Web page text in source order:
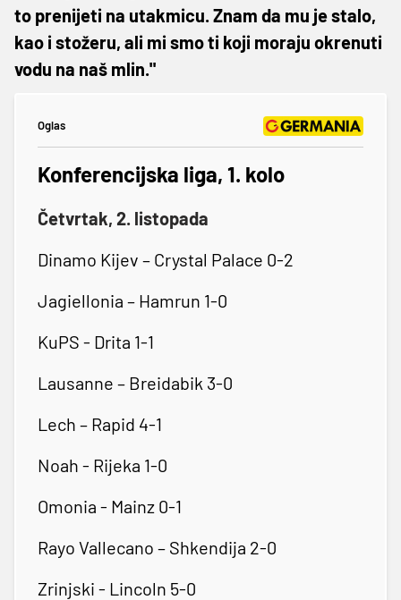
to prenijeti na utakmicu. Znam da mu je stalo,
kao i stožeru, ali mi smo ti koji moraju okrenuti
vodu na naš mlin."
Oglas
Konferencijska liga, 1. kolo
Četvrtak, 2. listopada
Dinamo Kijev – Crystal Palace 0-2
Jagiellonia – Hamrun 1-0
KuPS - Drita 1-1
Lausanne – Breidabik 3-0
Lech – Rapid 4-1
Noah - Rijeka 1-0
Omonia - Mainz 0-1
Rayo Vallecano – Shkendija 2-0
Zrinjski - Lincoln 5-0